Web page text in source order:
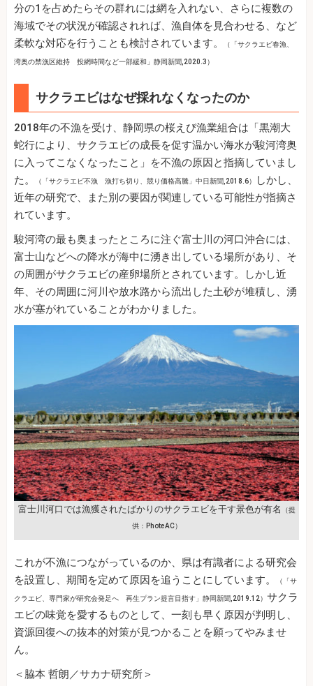
分の1を占めたらその群れには網を入れない、さらに複数の
海域でその状況が確認されれば、漁自体を見合わせる、など
柔軟な対応を行うことも検討されています。
（「サクラエビ春漁、
湾奥の禁漁区維持 投網時間など一部緩和」静岡新聞,2020.3）
サクラエビはなぜ採れなくなったのか
2018年の不漁を受け、静岡県の桜えび漁業組合は「黒潮大
蛇行により、サクラエビの成長を促す温かい海水が駿河湾奥
に入ってこなくなったこと」を不漁の原因と指摘していまし
た。
（「サクラエビ不漁 漁打ち切り、競り価格高騰」中日新聞,2018.6）
しかし、
近年の研究で、また別の要因が関連している可能性が指摘さ
れています。
駿河湾の最も奥まったところに注ぐ富士川の河口沖合には、
富士山などへの降水が海中に湧き出している場所があり、そ
の周囲がサクラエビの産卵場所とされています。しかし近
年、その周囲に河川や放水路から流出した土砂が堆積し、湧
水が塞がれていることがわかりました。
富士川河口では漁獲されたばかりのサクラエビを干す景色が有名 （提
供：PhoteAC）
これが不漁につながっているのか、県は有識者による研究会
を設置し、期間を定めて原因を追うことにしています。
（「サ
クラエビ、専門家が研究会発足へ 再生プラン提言目指す」静岡新聞,2019.12） サクラ
エビの味覚を愛するものとして、一刻も早く原因が判明し、
資源回復への抜本的対策が見つかることを願ってやみませ
ん。
＜脇本 哲朗／サカナ研究所＞